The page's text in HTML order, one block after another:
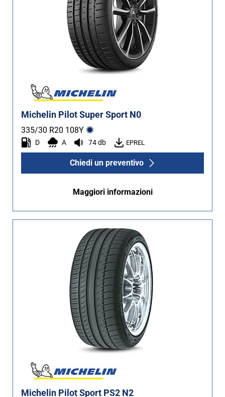
Tutti i tipi (17)
Auto (17)
Furgone (0)
Run flat
Runflat (0)
Non Run flat (17)
Più opzioni
Michelin Pilot Super Sport N0
335/30 R20 108Y
D A 74 db EPREL
Chiedi un preventivo
Maggiori informazioni
Michelin Pilot Sport PS2 N2